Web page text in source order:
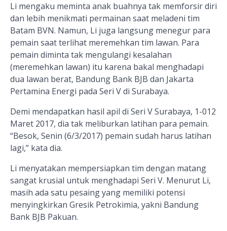
Li mengaku meminta anak buahnya tak memforsir diri
dan lebih menikmati permainan saat meladeni tim
Batam BVN. Namun, Li juga langsung menegur para
pemain saat terlihat meremehkan tim lawan. Para
pemain diminta tak mengulangi kesalahan
(meremehkan lawan) itu karena bakal menghadapi
dua lawan berat, Bandung Bank BJB dan Jakarta
Pertamina Energi pada Seri V di Surabaya.
Demi mendapatkan hasil apil di Seri V Surabaya, 1-012
Maret 2017, dia tak meliburkan latihan para pemain.
“Besok, Senin (6/3/2017) pemain sudah harus latihan
lagi,” kata dia.
Li menyatakan mempersiapkan tim dengan matang
sangat krusial untuk menghadapi Seri V. Menurut Li,
masih ada satu pesaing yang memiliki potensi
menyingkirkan Gresik Petrokimia, yakni Bandung
Bank BJB Pakuan.